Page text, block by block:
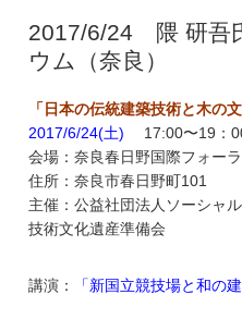
2017/6/24 隈 研吾
ウム（奈良）
「日本の伝統建築技術と木の
2017/6/24(土) 17:00〜19：
会場：奈良春日野国際フォー
住所：奈良市春日野町101
主催：公益社団法人ソーシャ
技術文化遺産準備会
講演： 「新国立競技場と和の建